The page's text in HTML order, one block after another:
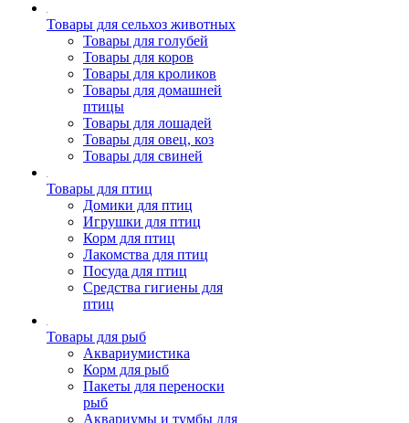
Товары для сельхоз животных
Товары для голубей
Товары для коров
Товары для кроликов
Товары для домашней
птицы
Товары для лошадей
Товары для овец, коз
Товары для свиней
Товары для птиц
Домики для птиц
Игрушки для птиц
Корм для птиц
Лакомства для птиц
Посуда для птиц
Средства гигиены для
птиц
Товары для рыб
Аквариумистика
Корм для рыб
Пакеты для переноски
рыб
Аквариумы и тумбы для